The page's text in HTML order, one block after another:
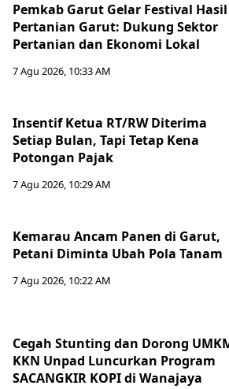
Pemkab Garut Gelar Festival Hasil
Pertanian Garut: Dukung Sektor
Pertanian dan Ekonomi Lokal
7 Agu 2026, 10:33 AM
Insentif Ketua RT/RW Diterima
Setiap Bulan, Tapi Tetap Kena
Potongan Pajak
7 Agu 2026, 10:29 AM
Kemarau Ancam Panen di Garut,
Petani Diminta Ubah Pola Tanam
7 Agu 2026, 10:22 AM
Cegah Stunting dan Dorong
KKN Unpad Luncurkan Program
SACANGKIR KOPI di Wanajaya